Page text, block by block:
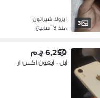
3
ايزولا، شيراتون
منذ 3 أسابيع
6,250 ج.م
آبل - آيفون اكس ار